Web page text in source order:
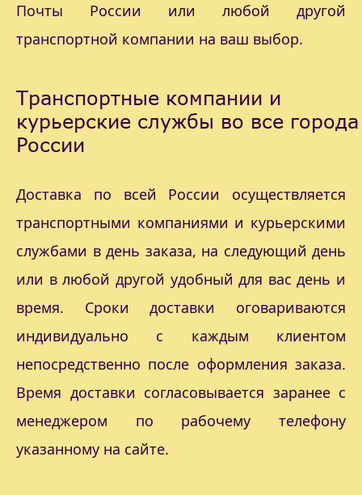
Почты России или любой другой
транспортной компании на ваш выбор.
Транспортные компании и
курьерские службы во все города
России
Доставка по всей России осуществляется
транспортными компаниями и курьерскими
службами в день заказа, на следующий день
или в любой другой удобный для вас день и
время. Сроки доставки оговариваются
индивидуально с каждым клиентом
непосредственно после оформления заказа.
Время доставки согласовывается заранее с
менеджером по рабочему телефону
указанному на сайте.